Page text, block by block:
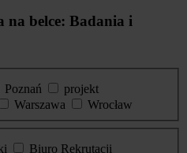
belce: Badania i
Poznań
projekt
Warszawa
Wrocław
Biuro Rekrutacji